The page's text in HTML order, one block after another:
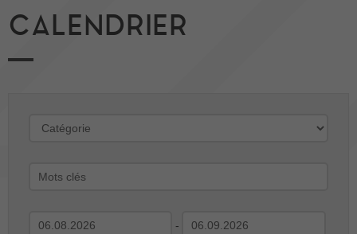
CALENDRIER
-